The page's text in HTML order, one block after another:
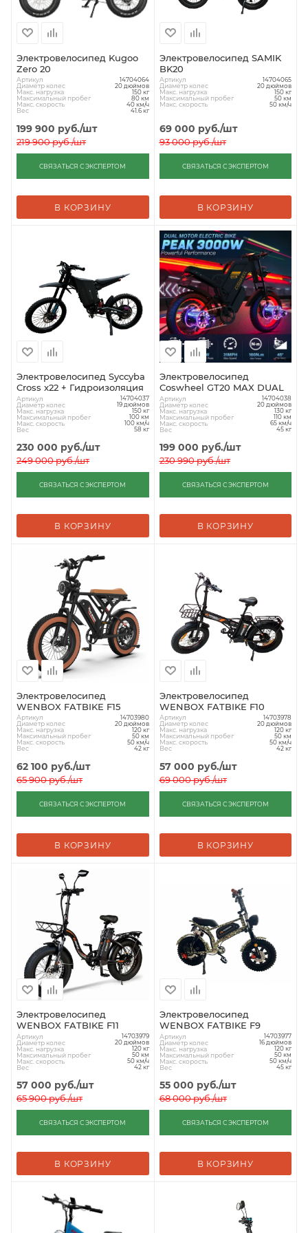
Электровелосипед Kugoo
Zero 20
Артикул 14704064
Диаметр колес 20 дюймов
Макс. нагрузка 150 кг
Максимальный пробег 80 км
Макс. скорость 40 км/ч
Вес 41.6 кг
199 900 руб./шт
219 900руб./шт
СВЯЗАТЬСЯ С ЭКСПЕРТОМ
В КОРЗИНУ
Электровелосипед SAMIK
BK20
Артикул 14704065
Диаметр колес 20 дюймов
Макс. нагрузка 150 кг
Максимальный пробег 50 км
Макс. скорость 50 км/ч
69 000 руб./шт
93 000руб./шт
СВЯЗАТЬСЯ С ЭКСПЕРТОМ
В КОРЗИНУ
Электровелосипед Syccyba
Cross x22 + Гидроизоляция
Артикул 14704037
Диаметр колес 19 дюймов
Макс. нагрузка 150 кг
Максимальный пробег 100 км
Макс. скорость 100 км/ч
Вес 58 кг
230 000 руб./шт
249 000руб./шт
СВЯЗАТЬСЯ С ЭКСПЕРТОМ
В КОРЗИНУ
Электровелосипед
Coswheel GT20 MAX DUAL
Артикул 14704038
Диаметр колес 20 дюймов
Макс. нагрузка 130 кг
Максимальный пробег 110 км
Макс. скорость 65 км/ч
Вес 45 кг
199 000 руб./шт
230 990руб./шт
СВЯЗАТЬСЯ С ЭКСПЕРТОМ
В КОРЗИНУ
Электровелосипед
WENBOX FATBIKE F15
Артикул 14703980
Диаметр колес 20 дюймов
Макс. нагрузка 120 кг
Максимальный пробег 50 км
Макс. скорость 50 км/ч
Вес 42 кг
62 100 руб./шт
65 900руб./шт
СВЯЗАТЬСЯ С ЭКСПЕРТОМ
В КОРЗИНУ
Электровелосипед
WENBOX FATBIKE F10
Артикул 14703978
Диаметр колес 20 дюймов
Макс. нагрузка 120 кг
Максимальный пробег 50 км
Макс. скорость 50 км/ч
Вес 42 кг
57 000 руб./шт
69 000руб./шт
СВЯЗАТЬСЯ С ЭКСПЕРТОМ
В КОРЗИНУ
Электровелосипед
WENBOX FATBIKE F11
Артикул 14703979
Диаметр колес 20 дюймов
Макс. нагрузка 120 кг
Максимальный пробег 50 км
Макс. скорость 50 км/ч
Вес 42 кг
57 000 руб./шт
65 900руб./шт
СВЯЗАТЬСЯ С ЭКСПЕРТОМ
В КОРЗИНУ
Электровелосипед
WENBOX FATBIKE F9
Артикул 14703977
Диаметр колес 16 дюймов
Макс. нагрузка 120 кг
Максимальный пробег 50 км
Макс. скорость 50 км/ч
Вес 45 кг
55 000 руб./шт
68 000руб./шт
СВЯЗАТЬСЯ С ЭКСПЕРТОМ
В КОРЗИНУ